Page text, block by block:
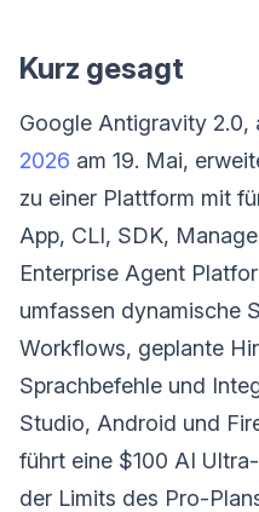
Kurz gesagt
Google Antigravity 2.0,
2026 am 19. Mai,
zu einer Plattform mit
App, CLI, SDK,
Enterprise Agent
umfassen dynamische
Workflows, geplante
Sprachbefehle und
Studio, Android und
führt eine $100 AI
der Limits des Pro-